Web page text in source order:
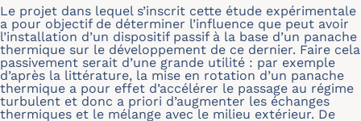
Le projet dans lequel s’inscrit cette étude expérimentale
a pour objectif de déterminer l’influence que peut avoir
l’installation d’un dispositif passif à la base d’un panache
thermique sur le développement de ce dernier. Faire cela
passivement serait d’une grande utilité : par exemple
d’après la littérature, la mise en rotation d’un panache
thermique a pour effet d’accélérer le passage au régime
turbulent et donc a priori d’augmenter les échanges
thermiques et le mélange avec le milieu extérieur. De